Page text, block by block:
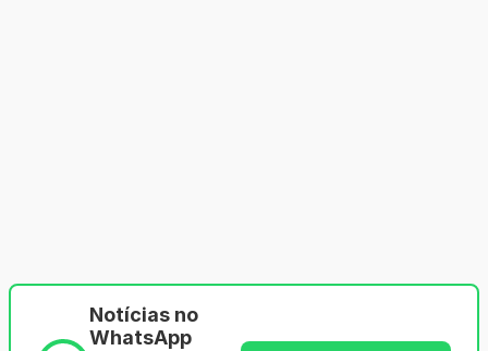
Notícias no
WhatsApp